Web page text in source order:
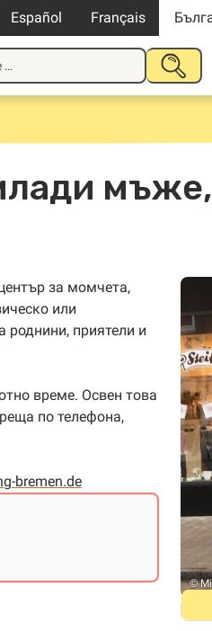
Español Français
мъже,
за момчета,
или
роднини, приятели и
време. Освен това
по телефона,
bremen.de
©